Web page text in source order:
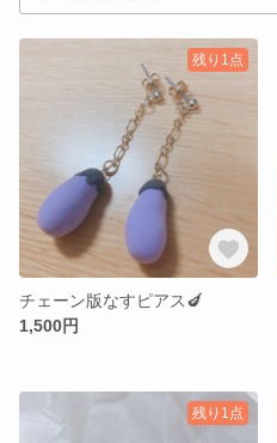
残り1点
チェーン版なすピアス🍆
1,500円
残り1点